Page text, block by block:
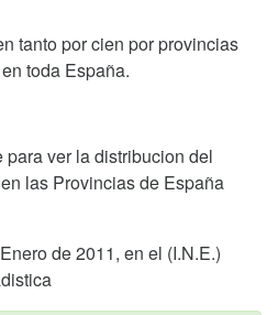
tanto por cien por provincias
toda España.
ver la distribucion del
las Provincias de España
de 2011, en el (I.N.E.)